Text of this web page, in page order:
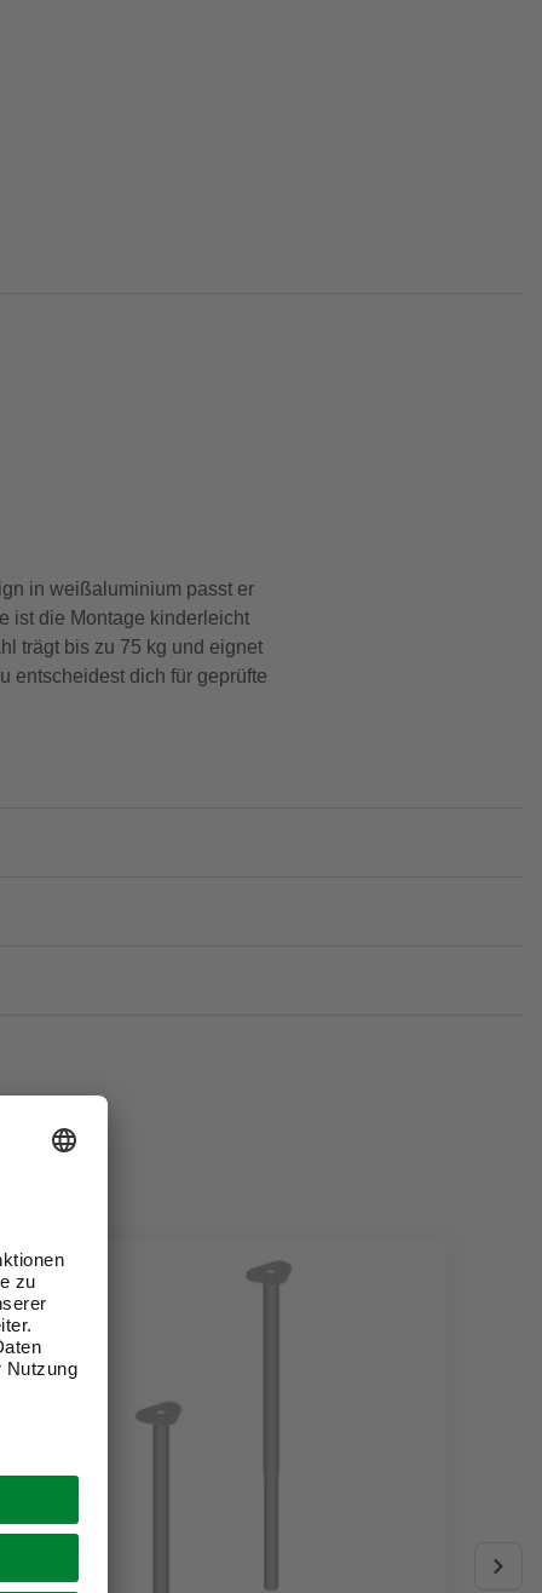
in weißaluminium passt er
ist die Montage kinderleicht
trägt bis zu 75 kg und eignet
entscheidest dich für geprüfte